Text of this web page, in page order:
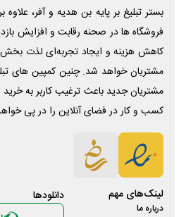
بستر تبلیغ بر پایه بن هدیه و آفر،
فروشگاه ها در صحنه رقابت و افزایش
کاهش هزینه و ایجاد تجربه‌ای لذت
مشتریان خواهد شد. چنین کمپین های
مشتریان جدید باعث ترغیب کاربر به
کسب و کار در فضای آنلاین را در پی
لینک‌های مهم
درباره ما
دانلود‌ها